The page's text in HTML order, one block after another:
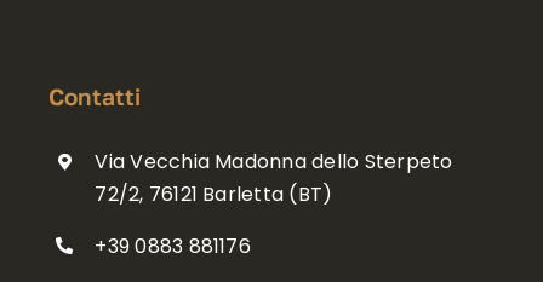
Contatti
Via Vecchia Madonna dello Sterpeto
72/2, 76121 Barletta (BT)
+39 0883 881176